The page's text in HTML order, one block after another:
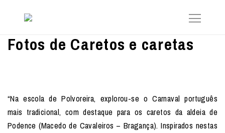
Fotos de Caretos e caretas
“Na escola de Polvoreira, explorou-se o Carnaval português
mais tradicional, com destaque para os caretos da aldeia de
Podence (Macedo de Cavaleiros – Bragança). Inspirados nestas